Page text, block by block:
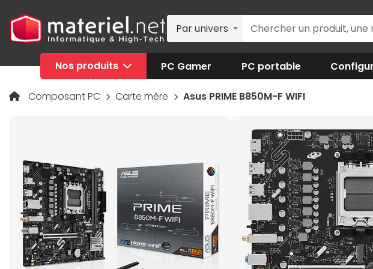
Par univers
Nos produits PC Gamer PC portable
Composant PC Carte mère Asus PRIME B850M-F WIFI